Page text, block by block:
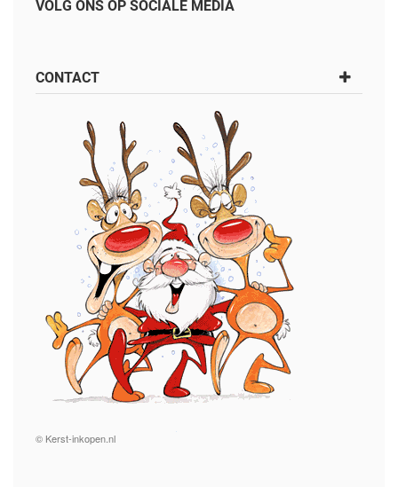
VOLG ONS OP SOCIALE MEDIA
CONTACT
© Kerst-inkopen.nl